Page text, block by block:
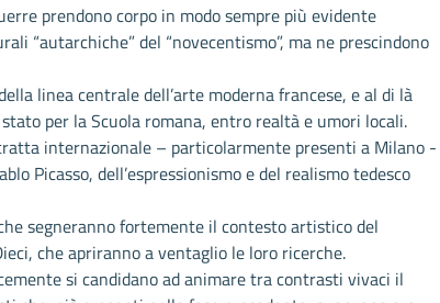
prendono corpo in modo sempre più evidente
“autarchiche” del “novecentismo”, ma ne prescindono
linea centrale dell’arte moderna francese, e al di là
per la Scuola romana, entro realtà e umori locali.
internazionale – particolarmente presenti a Milano -
Picasso, dell’espressionismo e del realismo tedesco
segneranno fortemente il contesto artistico del
che apriranno a ventaglio le loro ricerche.
si candidano ad animare tra contrasti vivaci il